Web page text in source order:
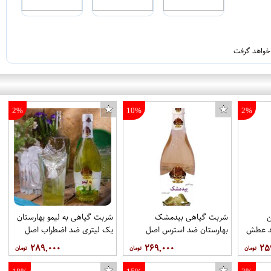
خواهد گرفت
2%
عطش
10%
شربت گیاهی بیدمشک
بهارستان ضد استرس اصل
۲۶۹,۰۰۰
2%
شربت گیاهی به لیمو بهارستان
یک لیتری ضد اضطراب اصل
۲۸۹,۰۰۰